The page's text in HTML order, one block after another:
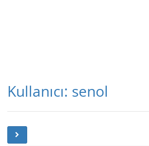
Kullanıcı: senol